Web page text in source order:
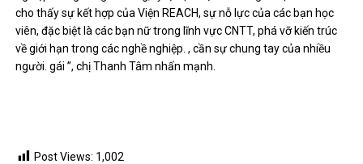
cho thấy sự kết hợp của Viện REACH, sự nỗ lực của các bạn học
viên, đặc biệt là các bạn nữ trong lĩnh vực CNTT, phá vỡ kiến ​​trúc
về giới hạn trong các nghề nghiệp. , cần sự chung tay của nhiều
người. gái ”, chị Thanh Tâm nhấn mạnh.
Post Views: 1,002